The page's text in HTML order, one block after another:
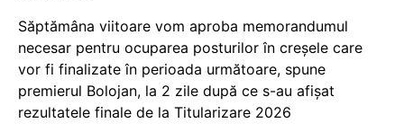
Săptămâna viitoare vom aproba memorandumul
necesar pentru ocuparea posturilor în creșele care
vor fi finalizate în perioada următoare, spune
premierul Bolojan, la 2 zile după ce s-au afișat
rezultatele finale de la Titularizare 2026